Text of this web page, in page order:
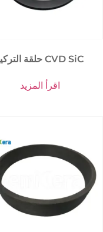
حلقة التركيز CVD SiC
اقرأ المزيد